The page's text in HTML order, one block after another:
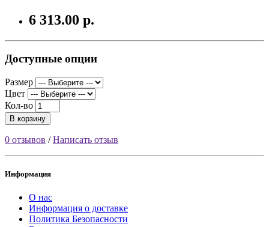
6 313.00 р.
Доступные опции
Размер
Цвет
Кол-во
В корзину
0 отзывов /Написать отзыв
Информация
О нас
Информация о доставке
Политика Безопасности